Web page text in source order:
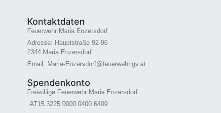
Kontaktdaten
Feuerwehr Maria Enzersdorf
Adresse: Hauptstraße 92-96
2344 Maria Enzersdorf
Email: Maria-Enzersdorf@feuerwehr.gv.at
Spendenkonto
Freiwillige Feuerwehr Maria Enzersdorf
AT15 3225 0000 0400 6409